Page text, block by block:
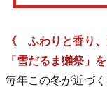
《 ふわりと香り
「雪だるま獺祭」
毎年この冬が近づ